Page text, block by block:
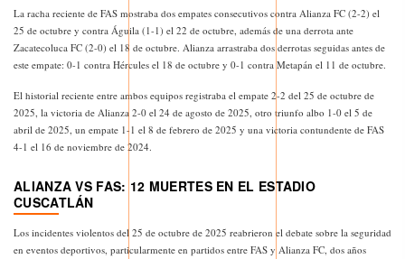
La racha reciente de FAS mostraba dos empates consecutivos contra Alianza FC (2-2) el
25 de octubre y contra Águila (1-1) el 22 de octubre, además de una derrota ante
Zacatecoluca FC (2-0) el 18 de octubre. Alianza arrastraba dos derrotas seguidas antes de
este empate: 0-1 contra Hércules el 18 de octubre y 0-1 contra Metapán el 11 de octubre.
El historial reciente entre ambos equipos registraba el empate 2-2 del 25 de octubre de
2025, la victoria de Alianza 2-0 el 24 de agosto de 2025, otro triunfo albo 1-0 el 5 de
abril de 2025, un empate 1-1 el 8 de febrero de 2025 y una victoria contundente de FAS
4-1 el 16 de noviembre de 2024.
ALIANZA VS FAS: 12 MUERTES EN EL ESTADIO
CUSCATLÁN
Los incidentes violentos del 25 de octubre de 2025 reabrieron el debate sobre la seguridad
en eventos deportivos, particularmente en partidos entre FAS y Alianza FC, dos años